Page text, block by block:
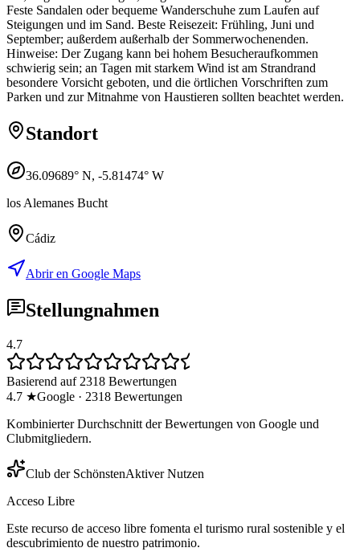
Feste Sandalen oder bequeme Wanderschuhe zum Laufen auf
Steigungen und im Sand. Beste Reisezeit: Frühling, Juni und
September; außerdem außerhalb der Sommerwochenenden.
Hinweise: Der Zugang kann bei hohem Besucheraufkommen
schwierig sein; an Tagen mit starkem Wind ist am Strandrand
besondere Vorsicht geboten, und die örtlichen Vorschriften zum
Parken und zur Mitnahme von Haustieren sollten beachtet werden.
Standort
36.09689° N, -5.81474° W
los Alemanes Bucht
Cádiz
Abrir en Google Maps
Stellungnahmen
4.7
Basierend auf 2318 Bewertungen
4.7 ★Google · 2318 Bewertungen
Kombinierter Durchschnitt der Bewertungen von Google und
Clubmitgliedern.
Club der SchönstenAktiver Nutzen
Acceso Libre
Este recurso de acceso libre fomenta el turismo rural sostenible y el
descubrimiento de nuestro patrimonio.